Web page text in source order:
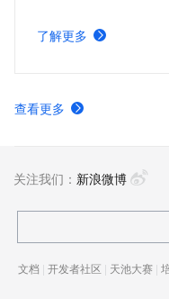
能生产的短剧平台。
了解更多
查看更多
关注我们： 新浪微博
文档 | 开发者社区 | 天池大赛 |